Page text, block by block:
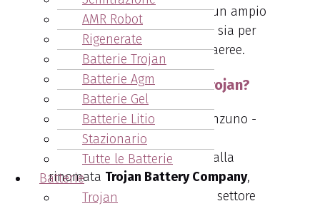
AMR Robot
Rigenerate
Batterie Trojan
Batterie Agm
Batterie Gel
Batterie Litio
Stazionario
Tutte le Batterie
Batterie
Trojan
tue esigenze. Disponiamo di un ampio
magazzino di batterie Trojan, sia per
golf car che per piattaforme aeree.
Chi produce le batterie Trojan?
Le batterie Trojan, prodotte dalla
rinomata Trojan Battery Company,
sono una scelta primaria nel settore